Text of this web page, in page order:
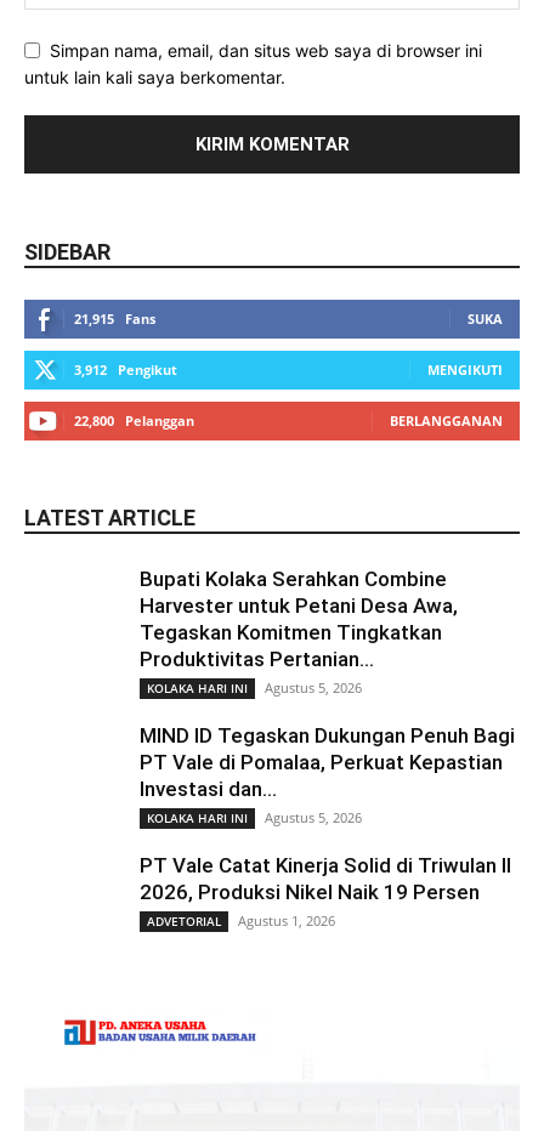
Simpan nama, email, dan situs web saya di browser ini
untuk lain kali saya berkomentar.
SIDEBAR
21,915 Fans SUKA
3,912 Pengikut MENGIKUTI
22,800 Pelanggan BERLANGGANAN
LATEST ARTICLE
Bupati Kolaka Serahkan Combine
Harvester untuk Petani Desa Awa,
Tegaskan Komitmen Tingkatkan
Produktivitas Pertanian...
KOLAKA HARI INI Agustus 5, 2026
MIND ID Tegaskan Dukungan Penuh Bagi
PT Vale di Pomalaa, Perkuat Kepastian
Investasi dan...
KOLAKA HARI INI Agustus 5, 2026
PT Vale Catat Kinerja Solid di Triwulan II
2026, Produksi Nikel Naik 19 Persen
ADVETORIAL Agustus 1, 2026